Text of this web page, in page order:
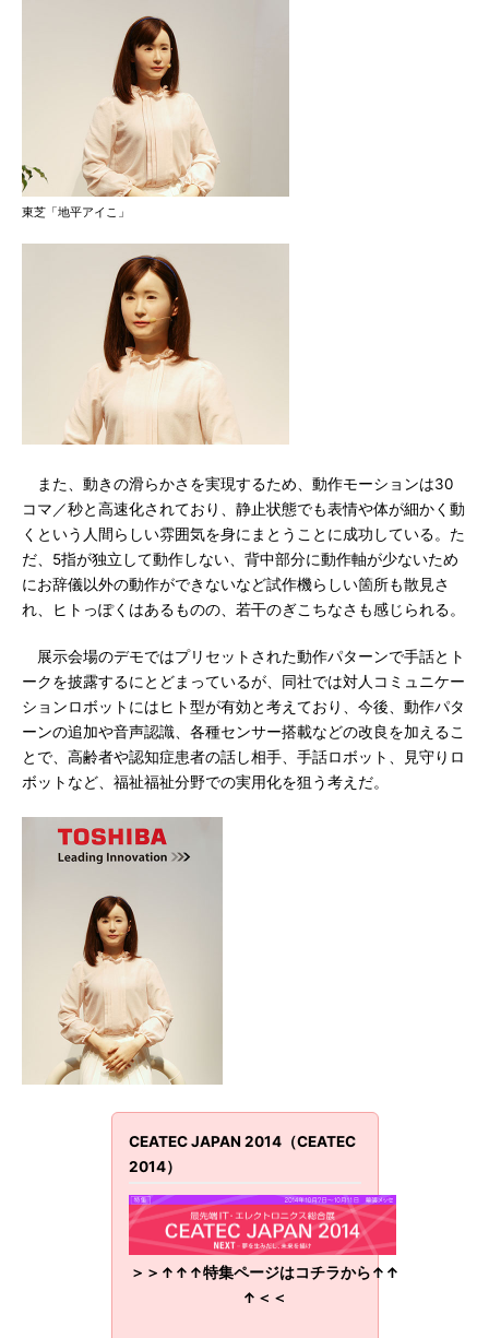
東芝「地平アイこ」
また、動きの滑らかさを実現するため、動作モーションは30
コマ／秒と高速化されており、静止状態でも表情や体が細かく動
くという人間らしい雰囲気を身にまとうことに成功している。た
だ、5指が独立して動作しない、背中部分に動作軸が少ないため
にお辞儀以外の動作ができないなど試作機らしい箇所も散見さ
れ、ヒトっぽくはあるものの、若干のぎこちなさも感じられる。
展示会場のデモではプリセットされた動作パターンで手話とト
ークを披露するにとどまっているが、同社では対人コミュニケー
ションロボットにはヒト型が有効と考えており、今後、動作パタ
ーンの追加や音声認識、各種センサー搭載などの改良を加えるこ
とで、高齢者や認知症患者の話し相手、手話ロボット、見守りロ
ボットなど、福祉福祉分野での実用化を狙う考えだ。
CEATEC JAPAN 2014（CEATEC
2014）
＞＞↑↑↑特集ページはコチラから↑↑
↑＜＜